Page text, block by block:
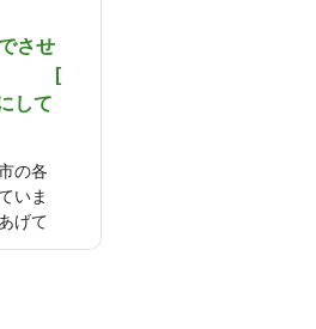
させ
、 [
して
の各
いま
げて